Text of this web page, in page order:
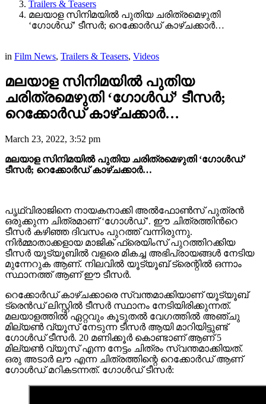
Trailers & Teasers
മലയാള സിനിമയിൽ പുതിയ ചരിത്രമെഴുതി
‘ഗോൾഡ്‌’ ടീസർ; റെക്കോർഡ് കാഴ്ചക്കാർ…
in Film News, Trailers & Teasers, Videos
മലയാള സിനിമയിൽ പുതിയ
ചരിത്രമെഴുതി ‘ഗോൾഡ്‌’ ടീസർ;
റെക്കോർഡ് കാഴ്ചക്കാർ…
March 23, 2022, 3:52 pm
മലയാള സിനിമയിൽ പുതിയ ചരിത്രമെഴുതി ‘ഗോൾഡ്‌’
ടീസർ; റെക്കോർഡ് കാഴ്ചക്കാർ…
പൃഥ്വിരാജിനെ നായകനാക്കി അൽഫോൺസ് പുത്രൻ
ഒരുക്കുന്ന ചിത്രമാണ് ‘ഗോൾഡ്’. ഈ ചിത്രത്തിൻറെ
ടീസർ കഴിഞ്ഞ ദിവസം പുറത്ത് വന്നിരുന്നു.
നിർമ്മാതാക്കളായ മാജിക് ഫ്രെയിംസ് പുറത്തിറക്കിയ
ടീസർ യൂട്യൂബിൽ വളരെ മികച്ച അഭിപ്രായങ്ങൾ നേടിയ
മുന്നേറുക ആണ്. നിലവിൽ യൂട്യൂബ് ട്രെന്റിൽ ഒന്നാം
സ്ഥാനത്ത് ആണ് ഈ ടീസർ.
റെക്കോർഡ് കാഴ്ചക്കാരെ സ്വന്തമാക്കിയാണ് യൂട്യൂബ്
ട്രെൻഡ് ലിസ്റ്റിൽ ടീസർ സ്ഥാനം നേടിയിരിക്കുന്നത്.
മലയാളത്തിൽ ഏറ്റവും കൂടുതൽ വേഗത്തിൽ അഞ്ചു
മില്യൺ വ്യൂസ് നേടുന്ന ടീസർ ആയി മാറിയിട്ടുണ്ട്
ഗോൾഡ്‌ ടീസർ. 20 മണിക്കൂർ കൊണ്ടാണ് ആണ് 5
മില്യൺ വ്യൂസ് എന്ന നേട്ടം ചിത്രം സ്വന്തമാക്കിയത്.
ഒരു അടാർ ലൗ എന്ന ചിത്രത്തിന്റെ റെക്കോർഡ് ആണ്
ഗോൾഡ്‌ മറികടന്നത്. ഗോൾഡ്‌ ടീസർ: